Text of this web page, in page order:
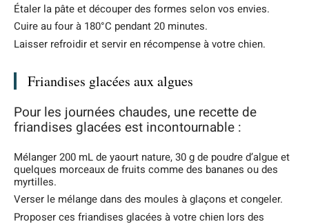
Étaler la pâte et découper des formes selon vos envies.
Cuire au four à 180°C pendant 20 minutes.
Laisser refroidir et servir en récompense à votre chien.
Friandises glacées aux algues
Pour les journées chaudes, une recette de
friandises glacées est incontournable :
Mélanger 200 mL de yaourt nature, 30 g de poudre d’algue et
quelques morceaux de fruits comme des bananes ou des
myrtilles.
Verser le mélange dans des moules à glaçons et congeler.
Proposer ces friandises glacées à votre chien lors des